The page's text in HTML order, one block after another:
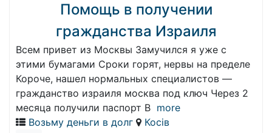
Помощь в получении
гражданства Израиля
Всем привет из Москвы Замучился я уже с
этими бумагами Сроки горят, нервы на пределе
Короче, нашел нормальных специалистов —
гражданство израиля москва под ключ Через 2
месяца получили паспорт В more
Возьму деньги в долг
Косів